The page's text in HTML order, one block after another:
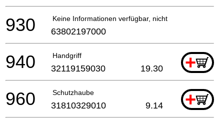
Keine Informationen verfügbar, nicht bestellbar
930 63802197000
Handgriff +
940 32119159030 19.30
Schutzhaube +
960 31810329010 9.14